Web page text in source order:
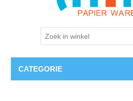
CATEGORIE